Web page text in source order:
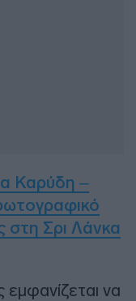
Καρύδη –
στη Σρι Λάνκα
εμφανίζεται να